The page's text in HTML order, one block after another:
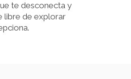
te desconecta y
libre de explorar